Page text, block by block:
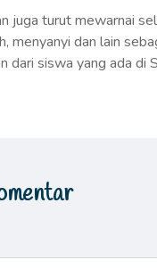
juga turut mewarnai
menyanyi dan lain
dari siswa yang ada di